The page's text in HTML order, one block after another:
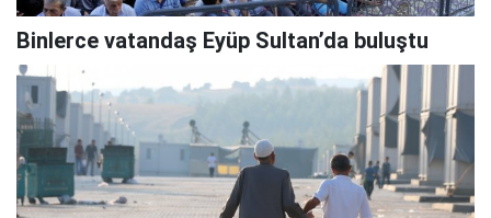
Binlerce vatandaş Eyüp Sultan’da buluştu